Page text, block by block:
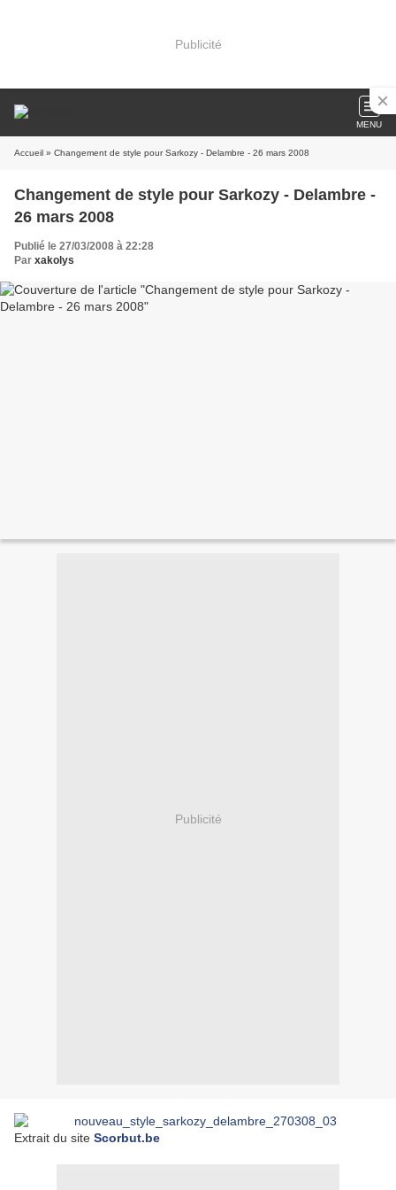
Publicité
MENU
Accueil » Changement de style pour Sarkozy - Delambre - 26 mars 2008
Changement de style pour Sarkozy - Delambre -
26 mars 2008
Publié le 27/03/2008 à 22:28
Par xakolys
Publicité
Extrait du site Scorbut.be